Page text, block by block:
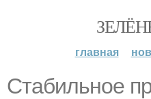
главная
Стабильное